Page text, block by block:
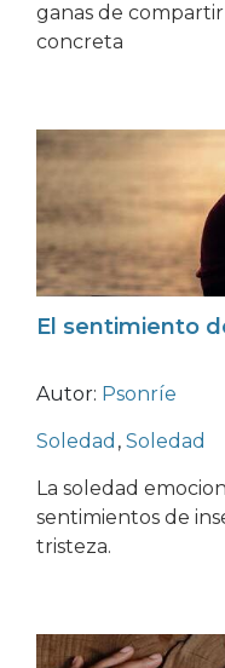
ganas de
concreta
El sentimiento
Autor: Psonríe
Soledad, Soledad
La soledad
sentimientos de
tristeza.